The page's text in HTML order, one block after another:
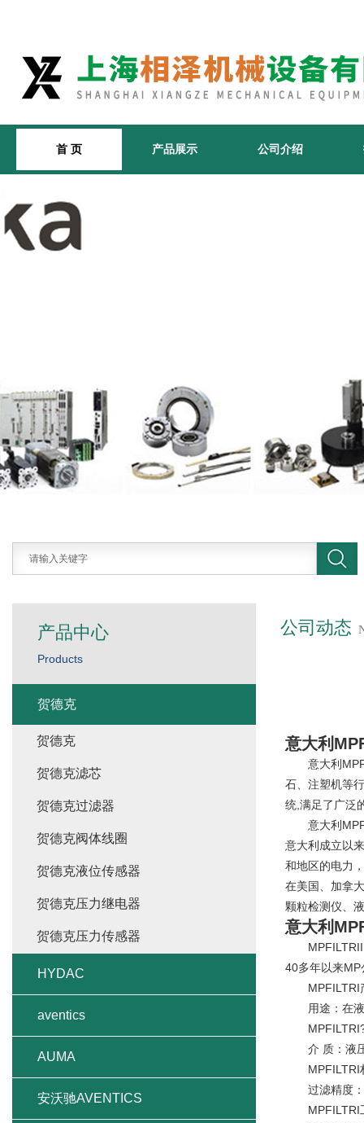
首 页 产品展示 公司介绍
公司动态
意大利
意大利
石、注塑机等
统,满足了广泛
意大利
意大利成立以
和地区的电力
在美国、加拿
颗粒检测仪、
意大利
MPFILTRII以
40多年以来
MPFILTRI
用途：在液
MPFILTRI?
介 质：液压
MPFILTRI材
过滤精度：
MPFILTRI
产品中心
Products
贺德克
贺德克
贺德克滤芯
贺德克过滤器
贺德克阀体线圈
贺德克液位传感器
贺德克压力继电器
贺德克压力传感器
HYDAC
aventics
AUMA
安沃驰AVENTICS